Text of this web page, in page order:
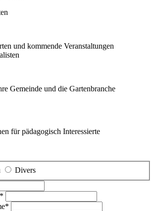
und kommende Veranstaltungen
Gemeinde und die Gartenbranche
für pädagogisch Interessierte
Divers
*
*